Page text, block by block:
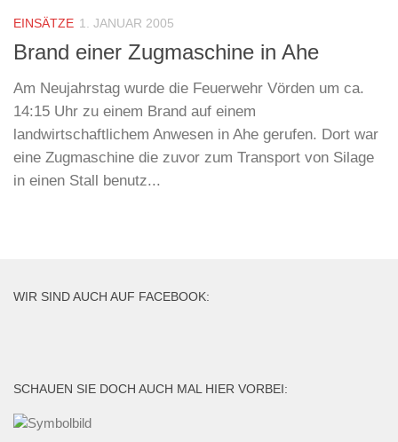
EINSÄTZE 1. JANUAR 2005
Brand einer Zugmaschine in Ahe
Am Neujahrstag wurde die Feuerwehr Vörden um ca.
14:15 Uhr zu einem Brand auf einem
landwirtschaftlichem Anwesen in Ahe gerufen. Dort war
eine Zugmaschine die zuvor zum Transport von Silage
in einen Stall benutz...
WIR SIND AUCH AUF FACEBOOK:
SCHAUEN SIE DOCH AUCH MAL HIER VORBEI: